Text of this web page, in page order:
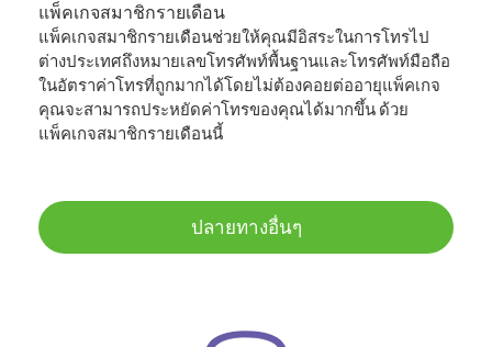
แพ็คเกจสมาชิกรายเดือน
แพ็คเกจสมาชิกรายเดือนช่วยให้คุณมีอิสระในการโทรไป
ต่างประเทศถึงหมายเลขโทรศัพท์พื้นฐานและโทรศัพท์มือถือ
ในอัตราค่าโทรที่ถูกมากได้โดยไม่ต้องคอยต่ออายุแพ็คเกจ
คุณจะสามารถประหยัดค่าโทรของคุณได้มากขึ้น ด้วย
แพ็คเกจสมาชิกรายเดือนนี้
ปลายทางอื่นๆ